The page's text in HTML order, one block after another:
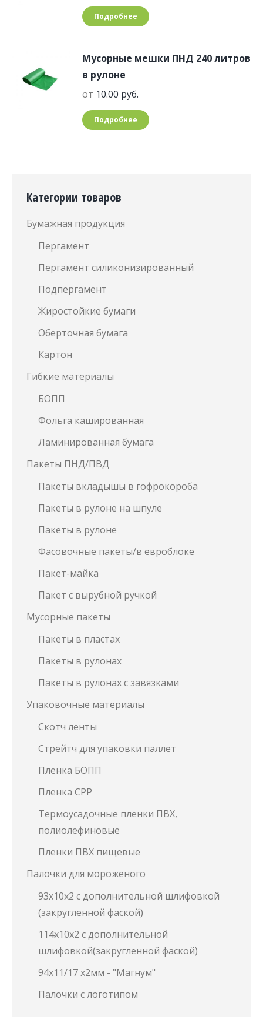
Подробнее
Мусорные мешки ПНД 240 литров
в рулоне
от 10.00 руб.
Подробнее
Категории товаров
Бумажная продукция
Пергамент
Пергамент силиконизированный
Подпергамент
Жиростойкие бумаги
Оберточная бумага
Картон
Гибкие материалы
БОПП
Фольга кашированная
Ламинированная бумага
Пакеты ПНД/ПВД
Пакеты вкладышы в гофрокороба
Пакеты в рулоне на шпуле
Пакеты в рулоне
Фасовочные пакеты/в евроблоке
Пакет-майка
Пакет с вырубной ручкой
Мусорные пакеты
Пакеты в пластах
Пакеты в рулонах
Пакеты в рулонах с завязками
Упаковочные материалы
Скотч ленты
Стрейтч для упаковки паллет
Пленка БОПП
Пленка СРР
Термоусадочные пленки ПВХ,
полиолефиновые
Пленки ПВХ пищевые
Палочки для мороженого
93х10х2 с дополнительной шлифовкой
(закругленной фаской)
114х10х2 с дополнительной
шлифовкой(закругленной фаской)
94х11/17 х2мм - "Магнум"
Палочки с логотипом